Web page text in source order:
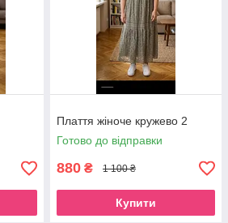
Плаття жіноче кружево 2
Готово до відправки
880 ₴ 1 100 ₴
Купити